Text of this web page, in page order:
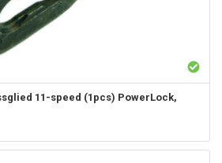
11-speed (1pcs) PowerLock,